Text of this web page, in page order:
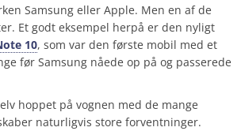
Samsung eller Apple. Men en af de
Et godt eksempel herpå er den nyligt
10, som var den første mobil med et
før Samsung nåede op på og passerede
hoppet på vognen med de mange
naturligvis store forventninger.